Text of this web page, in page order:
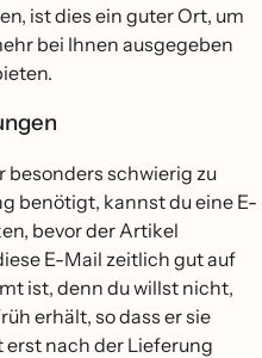
ist dies ein guter Ort, um
bei Ihnen ausgegeben
besonders schwierig zu
benötigt, kannst du eine E-
bevor der Artikel
E-Mail zeitlich gut auf
ist, denn du willst nicht,
erhält, so dass er sie
erst nach der Lieferung